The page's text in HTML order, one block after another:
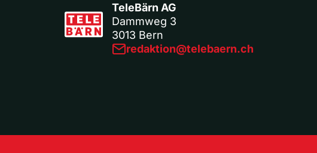
TeleBärn AG
Dammweg 3
3013 Bern
redaktion@telebaern.ch